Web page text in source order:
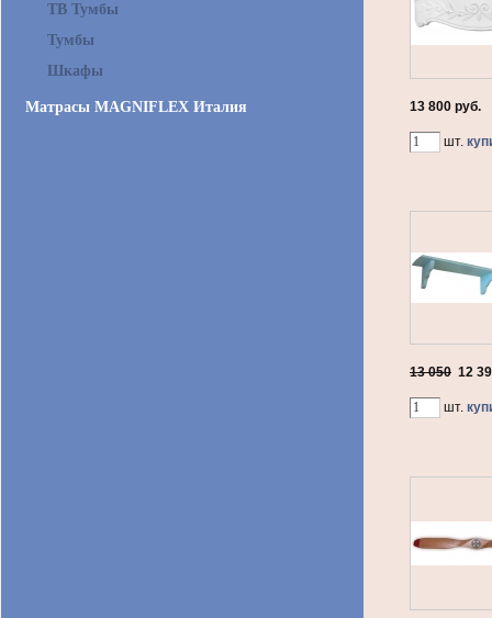
ТВ Тумбы
Тумбы
Шкафы
Матрасы MAGNIFLEX Италия 13 800 руб.
шт.
13 050 12
шт.